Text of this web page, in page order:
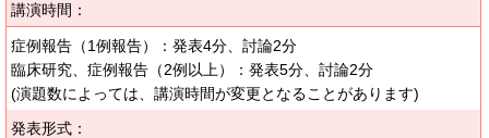
講演時間：
症例報告（1例報告）：発表4分、討論2分
臨床研究、症例報告（2例以上）：発表5分、討論2分
(演題数によっては、講演時間が変更となることがあります)
発表形式：